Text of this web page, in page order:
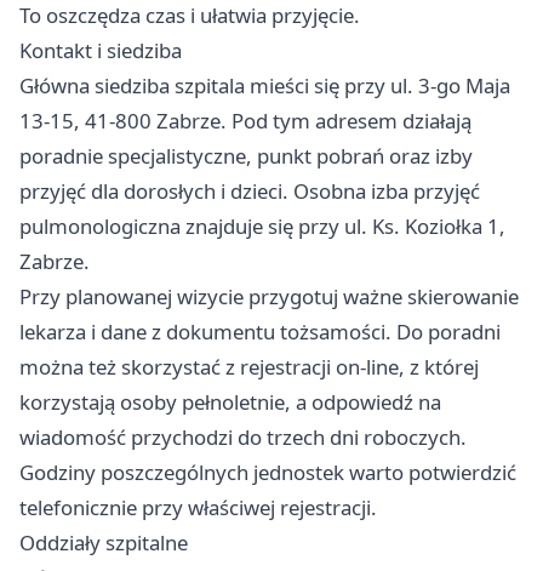
To oszczędza czas i ułatwia przyjęcie.
Kontakt i siedziba
Główna siedziba szpitala mieści się przy ul. 3-go Maja
13-15, 41-800 Zabrze. Pod tym adresem działają
poradnie specjalistyczne, punkt pobrań oraz izby
przyjęć dla dorosłych i dzieci. Osobna izba przyjęć
pulmonologiczna znajduje się przy ul. Ks. Koziołka 1,
Zabrze.
Przy planowanej wizycie przygotuj ważne skierowanie
lekarza i dane z dokumentu tożsamości. Do poradni
można też skorzystać z rejestracji on-line, z której
korzystają osoby pełnoletnie, a odpowiedź na
wiadomość przychodzi do trzech dni roboczych.
Godziny poszczególnych jednostek warto potwierdzić
telefonicznie przy właściwej rejestracji.
Oddziały szpitalne